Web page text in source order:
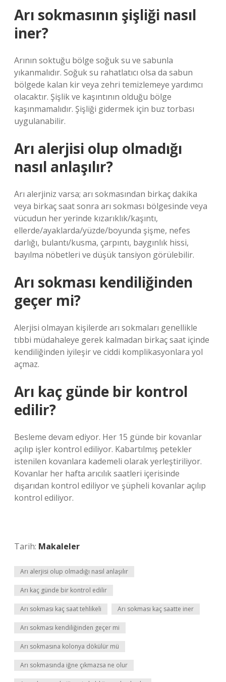
Arı sokmasının şişliği nasıl
iner?
Arının soktuğu bölge soğuk su ve sabunla
yıkanmalıdır. Soğuk su rahatlatıcı olsa da sabun
bölgede kalan kir veya zehri temizlemeye yardımcı
olacaktır. Şişlik ve kaşıntının olduğu bölge
kaşınmamalıdır. Şişliği gidermek için buz torbası
uygulanabilir.
Arı alerjisi olup olmadığı
nasıl anlaşılır?
Arı alerjiniz varsa; arı sokmasından birkaç dakika
veya birkaç saat sonra arı sokması bölgesinde veya
vücudun her yerinde kızarıklık/kaşıntı,
ellerde/ayaklarda/yüzde/boyunda şişme, nefes
darlığı, bulantı/kusma, çarpıntı, baygınlık hissi,
bayılma nöbetleri ve düşük tansiyon görülebilir.
Arı sokması kendiliğinden
geçer mi?
Alerjisi olmayan kişilerde arı sokmaları genellikle
tıbbi müdahaleye gerek kalmadan birkaç saat içinde
kendiliğinden iyileşir ve ciddi komplikasyonlara yol
açmaz.
Arı kaç günde bir kontrol
edilir?
Besleme devam ediyor. Her 15 günde bir kovanlar
açılıp işler kontrol ediliyor. Kabartılmış petekler
istenilen kovanlara kademeli olarak yerleştiriliyor.
Kovanlar her hafta arıcılık saatleri içerisinde
dışarıdan kontrol ediliyor ve şüpheli kovanlar açılıp
kontrol ediliyor.
Tarih: Makaleler
Arı alerjisi olup olmadığı nasıl anlaşılır
Arı kaç günde bir kontrol edilir
Arı sokması kaç saat tehlikeli Arı sokması kaç saatte iner
Arı sokması kendiliğinden geçer mi
Arı sokmasına kolonya dökülür mü
Arı sokmasında iğne çıkmazsa ne olur